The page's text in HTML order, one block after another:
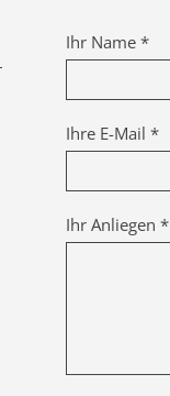
Ihr Name *
Ihre E-Mail *
Ihr Anliegen *